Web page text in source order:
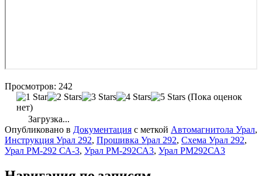
Просмотров: 242
(Пока оценок
нет)
Загрузка...
Опубликовано в Документация с меткой Автомагнитола Урал,
Инструкция Урал 292, Прошивка Урал 292, Схема Урал 292,
Урал РМ-292 СА-3, Урал РМ-292СА3, Урал РМ292СА3